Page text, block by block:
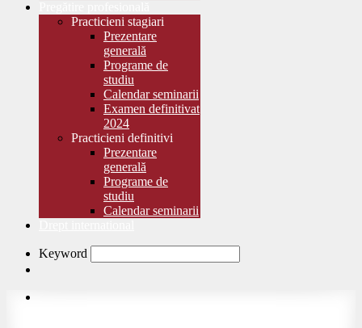
Practicieni stagiari
Prezentare
generală
Programe de
studiu
Calendar seminarii
Examen definitivat
2024
Practicieni definitivi
Prezentare
generală
Programe de
studiu
Calendar seminarii
Keyword